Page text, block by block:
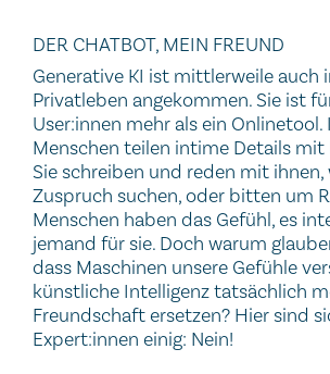
DER CHATBOT, MEIN FREUND
Generative KI ist mittlerweile auch
Privatleben angekommen. Sie ist
User:innen mehr als ein
Menschen teilen intime Details mit
Sie schreiben und reden mit ihnen,
Zuspruch suchen, oder bitten um
Menschen haben das Gefühl, es
jemand für sie. Doch warum
dass Maschinen unsere Gefühle
künstliche Intelligenz tatsächlich
Freundschaft ersetzen? Hier sind
Expert:innen einig: Nein!